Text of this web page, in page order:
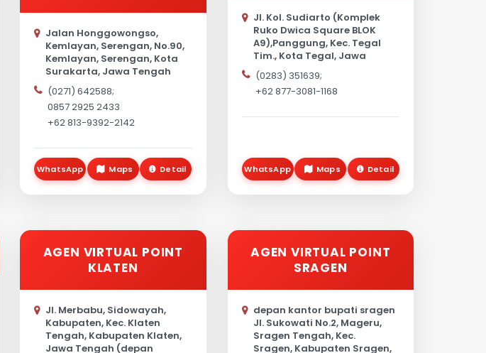
Jalan Honggowongso,
Kemlayan, Serengan, No.90,
Kemlayan, Serengan, Kota
Surakarta, Jawa Tengah
57141, Indonesia
(0271) 642588;
0857 2925 2433
+62 813-9392-2142
WhatsApp Maps Detail
Jl. Kol. Sudiarto (Komplek
Ruko Dwica Square BLOK
A9),Panggung, Kec. Tegal
Tim., Kota Tegal, Jawa
Tengah 52122
(0283) 351639;
+62 877-3081-1168
WhatsApp Maps Detail
AGEN VIRTUAL POINT
KLATEN
Jl. Merbabu, Sidowayah,
Kabupaten, Kec. Klaten
Tengah, Kabupaten Klaten,
Jawa Tengah (depan
AGEN VIRTUAL POINT
SRAGEN
depan kantor bupati sragen
Jl. Sukowati No.2, Mageru,
Sragen Tengah, Kec.
Sragen, Kabupaten Sragen,